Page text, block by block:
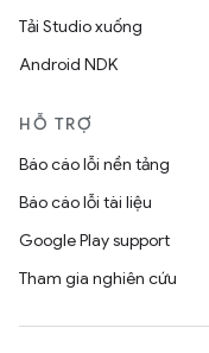
Tải Studio xuống
Android NDK
HỖ TRỢ
Báo cáo lỗi nền tảng
Báo cáo lỗi tài liệu
Google Play support
Tham gia nghiên cứu